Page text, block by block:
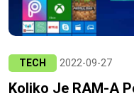
TECH 2022-09-27
Koliko Je RAM-A